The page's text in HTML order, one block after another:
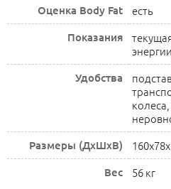
Оценка Body Fat есть
Показания
Удобства
Размеры (ДхШхВ)
Вес 56 кг